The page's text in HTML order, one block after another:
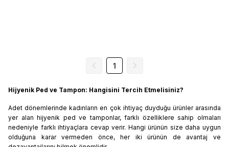
1
Hijyenik Ped ve Tampon: Hangisini Tercih Etmelisiniz?
Adet dönemlerinde kadınların en çok ihtiyaç duyduğu ürünler arasında
yer alan hijyenik ped ve tamponlar, farklı özelliklere sahip olmaları
nedeniyle farklı ihtiyaçlara cevap verir. Hangi ürünün size daha uygun
olduğuna karar vermeden önce, her iki ürünün de avantaj ve